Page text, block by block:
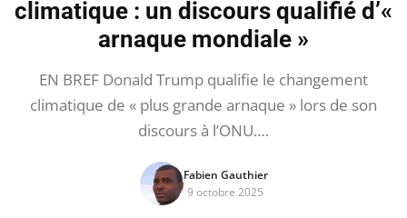
climatique : un discours qualifié d’«
arnaque mondiale »
EN BREF Donald Trump qualifie le changement
climatique de « plus grande arnaque » lors de son
discours à l’ONU.…
Fabien Gauthier
9 octobre 2025